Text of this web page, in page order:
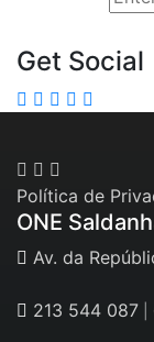
Get Social
Política de
ONE
Av. da
213 544 087